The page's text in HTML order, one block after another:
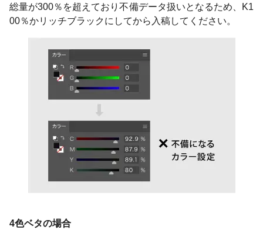
総量が300％を超えており不備データ扱いとなるため、K1
00％かリッチブラックにしてから入稿してください。
4色ベタの場合